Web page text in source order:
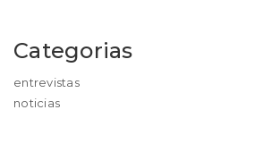
Categorias
entrevistas
noticias